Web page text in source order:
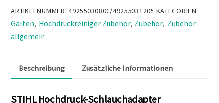
ARTIKELNUMMER:49255030800/49255031205 KATEGORIEN:
Garten, Hochdruckreiniger Zubehör, Zubehör, Zubehör
allgemein
Beschreibung Zusätzliche Informationen
STIHL Hochdruck-Schlauchadapter